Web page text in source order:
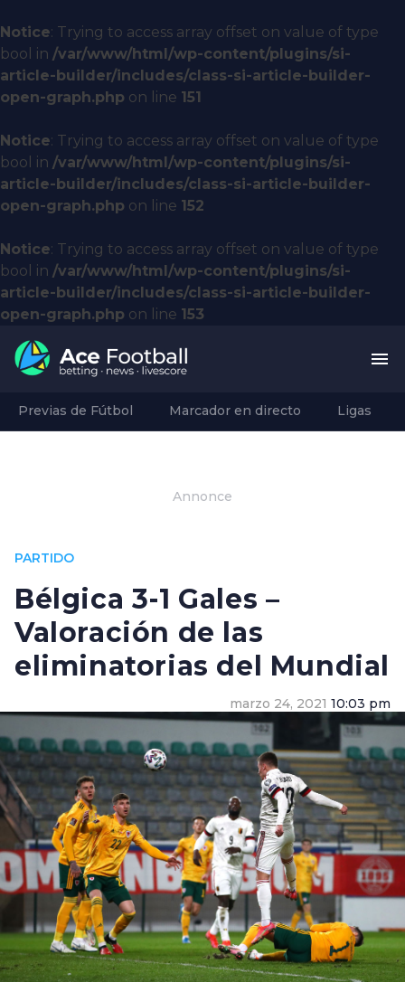
Notice: Trying to access array offset on value of type
bool in /var/www/html/wp-content/plugins/si-
article-builder/includes/class-si-article-builder-
open-graph.php on line 151
Notice: Trying to access array offset on value of type
bool in /var/www/html/wp-content/plugins/si-
article-builder/includes/class-si-article-builder-
open-graph.php on line 152
Notice: Trying to access array offset on value of type
bool in /var/www/html/wp-content/plugins/si-
article-builder/includes/class-si-article-builder-
open-graph.php on line 153
Previas de Fútbol Marcador en directo Ligas
Annonce
PARTIDO
Bélgica 3-1 Gales –
Valoración de las
eliminatorias del Mundial
marzo 24, 2021 10:03 pm